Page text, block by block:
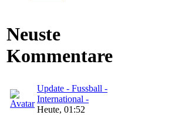
Neuste
Kommentare
Update - Fussball -
International -
Heute, 01:52